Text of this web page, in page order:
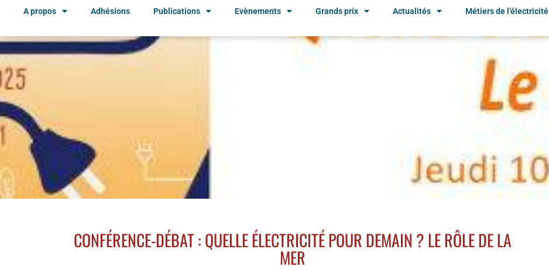
A propos Adhésions Publications Evènements Grands prix Actualités Métiers de l’électricité
CONFÉRENCE-DÉBAT : QUELLE ÉLECTRICITÉ POUR DEMAIN ? LE RÔLE DE LA
MER